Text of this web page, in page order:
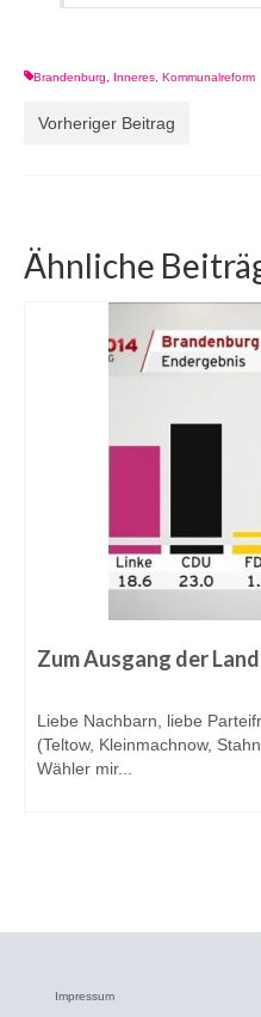
Brandenburg Inneres Kommunalreform
Vorheriger Beitrag
Ähnliche
Zum Ausgang der
Liebe Nachbarn, liebe
(Teltow, Kleinmachnow,
Wähler mir...
Impressum